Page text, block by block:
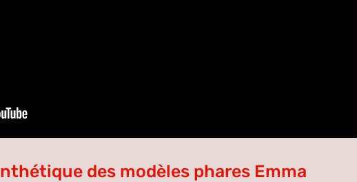
des modèles phares Emma